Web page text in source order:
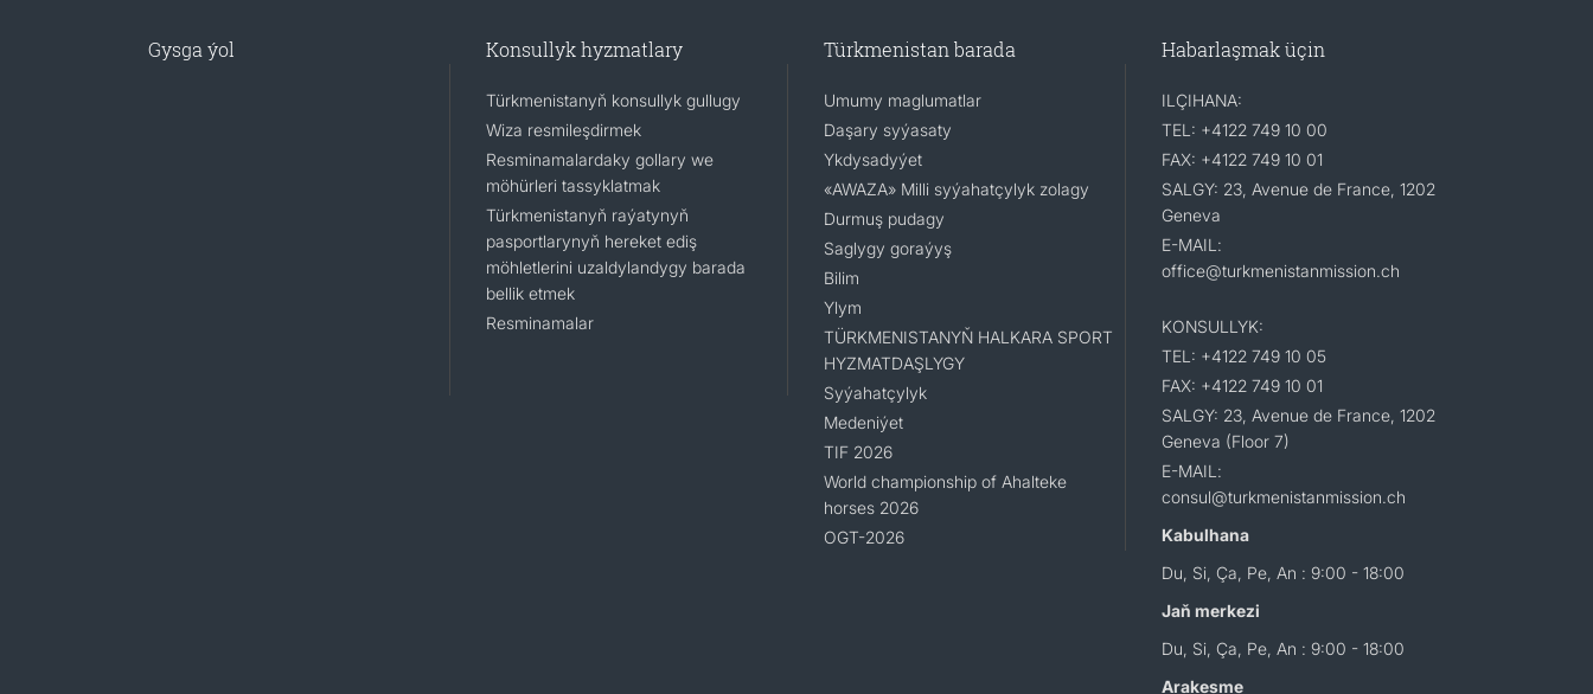
Gysga ýol Konsullyk hyzmatlary
Türkmenistanyň konsullyk gullugy
Wiza resmileşdirmek
Resminamalardaky gollary we
möhürleri tassyklatmak
Türkmenistanyň raýatynyň
pasportlarynyň hereket ediş
möhletlerini uzaldylandygy barada
bellik etmek
Resminamalar
Türkmenistan barada
Umumy maglumatlar
Daşary syýasaty
Ykdysadyýet
«AWAZA» Milli syýahatçylyk zolagy
Durmuş pudagy
Saglygy goraýyş
Bilim
Ylym
TÜRKMENISTANYŇ HALKARA SPORT
HYZMATDAŞLYGY
Syýahatçylyk
Medeniýet
TIF 2026
World championship of Ahalteke
horses 2026
OGT-2026
Habarlaşmak üçin
ILÇIHANA:
TEL: +4122 749 10 00
FAX: +4122 749 10 01
SALGY: 23, Avenue de France, 1202
Geneva
E-MAIL:
office@turkmenistanmission.ch
KONSULLYK:
TEL: +4122 749 10 05
FAX: +4122 749 10 01
SALGY: 23, Avenue de France, 1202
Geneva (Floor 7)
E-MAIL:
consul@turkmenistanmission.ch
Kabulhana
Du, Si, Ça, Pe, An : 9:00 - 18:00
Jaň merkezi
Du, Si, Ça, Pe, An : 9:00 - 18:00
Arakesme